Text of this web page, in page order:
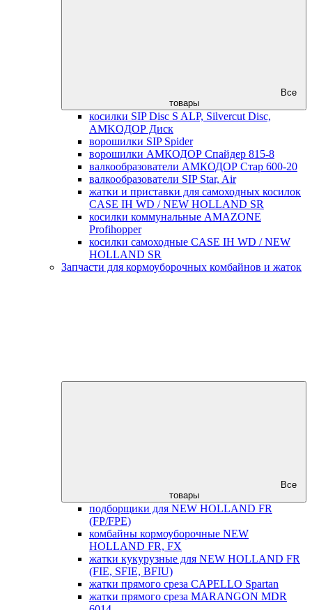
Все
товары
косилки SIP Disc S ALP, Silvercut Disc,
AMKOДОР Диск
ворошилки SIP Spider
ворошилки АМКОДОР Спайдер 815-8
валкообразователи АМКОДОР Стар 600-20
валкообразователи SIP Star, Air
жатки и приставки для самоходных косилок
CASE IH WD / NEW HOLLAND SR
косилки коммунальные AMAZONE
Profihopper
косилки самоходные CASE IH WD / NEW
HOLLAND SR
Запчасти для кормоуборочных комбайнов и жаток
Все
товары
подборщики для NEW HOLLAND FR
(FP/FPE)
комбайны кормоуборочные NEW
HOLLAND FR, FX
жатки кукурузные для NEW HOLLAND FR
(FIE, SFIE, BFIU)
жатки прямого среза CAPELLO Spartan
жатки прямого среза MARANGON MDR